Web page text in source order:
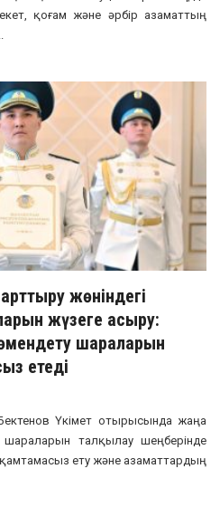
қоғам және әрбір азаматтың
жөніндегі
жүзеге асыру:
шараларын
етеді
Үкімет отырысында жаңа
шараларын талқылау шеңберінде
ету және азаматтардың